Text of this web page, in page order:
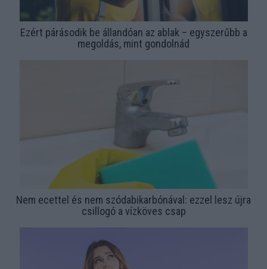
Ezért párásodik be állandóan az ablak – egyszerűbb a
megoldás, mint gondolnád
Nem ecettel és nem szódabikarbónával: ezzel lesz újra
csillogó a vízköves csap